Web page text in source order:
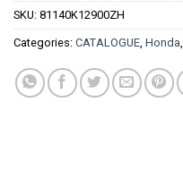
SKU: 81140K12900ZH
Categories: CATALOGUE, Honda,